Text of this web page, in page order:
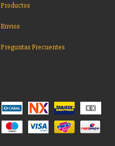
Productos
Envios
Preguntas Frecuentes